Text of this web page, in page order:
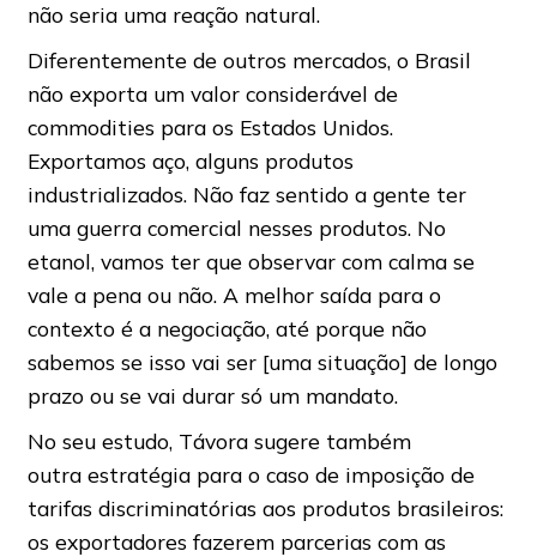
não seria uma reação natural.
Diferentemente de outros mercados, o Brasil
não exporta um valor considerável de
commodities para os Estados Unidos.
Exportamos aço, alguns produtos
industrializados. Não faz sentido a gente ter
uma guerra comercial nesses produtos. No
etanol, vamos ter que observar com calma se
vale a pena ou não. A melhor saída para o
contexto é a negociação, até porque não
sabemos se isso vai ser [uma situação] de longo
prazo ou se vai durar só um mandato.
No seu estudo, Távora sugere também
outra estratégia para o caso de imposição de
tarifas discriminatórias aos produtos brasileiros:
os exportadores fazerem parcerias com as